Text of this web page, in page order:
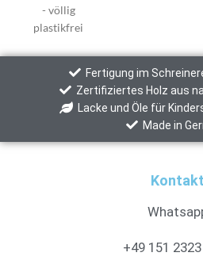
Fertigung im
Zertifiziertes Holz aus
Lacke und Öle für
Made in
Kontakt
+49 151